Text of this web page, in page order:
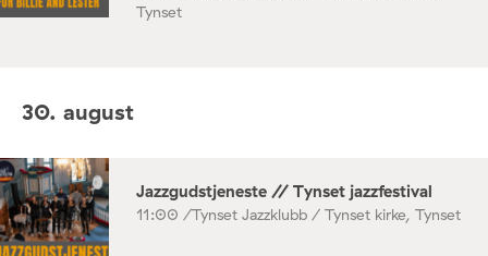
Tynset
30. august
Jazzgudstjeneste // Tynset jazzfestival
11:00 /Tynset Jazzklubb / Tynset kirke, Tynset